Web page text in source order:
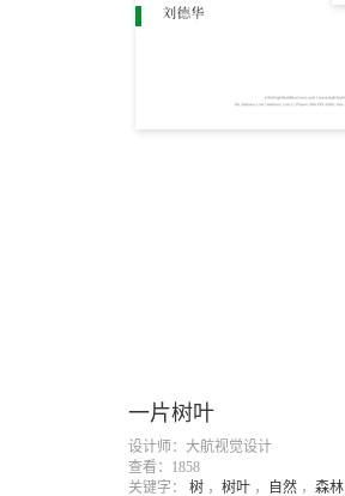
一片树叶
设计师：大航视觉设计
查看：1858
关键字： 树 ， 树叶 ， 自然 ， 森林